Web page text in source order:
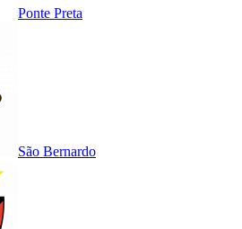
Ponte Preta
São Bernardo